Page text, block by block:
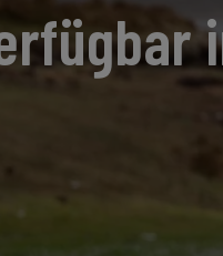
Read more
Read more
Read more
Read more
Read more